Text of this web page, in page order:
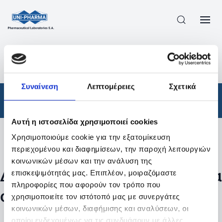
Συναίνεση Λεπτομέρειες Σχετικά
Αυτή η ιστοσελίδα χρησιμοποιεί cookies
Χρησιμοποιούμε cookie για την εξατομίκευση
περιεχομένου και διαφημίσεων, την παροχή λειτουργιών
κοινωνικών μέσων και την ανάλυση της
επισκεψιμότητάς μας. Επιπλέον, μοιραζόμαστε
πληροφορίες που αφορούν τον τρόπο που
χρησιμοποιείτε τον ιστότοπό μας με συνεργάτες
κοινωνικών μέσων, διαφήμισης και αναλύσεων, οι
οποίοι ενδεχομένως να τις συνδυάσουν με άλλες
ΠΡΟΪΟΝΤΑ
ΑΠΟΤΕΛΕΣΜΑΤΑ ΑΝΑΖΗΤΗΣΗΣ
Φάρμακα
Φίλτρα
Δεν βρέθηκαν προϊόντα με τα
συγκεκριμένα φίλτρα